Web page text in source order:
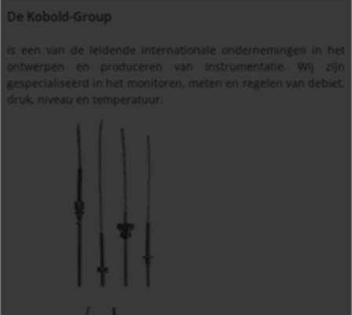
De Kobold-Group
is een van de leidende internationale ondernemingen in het
ontwerpen en produceren van Instrumentatie. Wij zijn
gespecialiseerd in het monitoren, meten en regelen van debiet,
druk, niveau en temperatuur.